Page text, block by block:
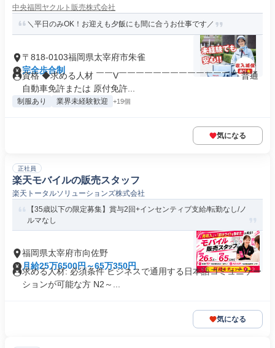
中央福岡ヤクルト販売株式会社
＼平日のみOK！お迎えも夕飯にも間に合うお仕事です／
〒818-0103福岡県太宰府市朱雀
完全歩合制
資格 ◆求める人材 ￣￣V￣￣￣￣￣￣￣￣￣￣￣￣￣￣ 普通
自動車免許または 原付免許...
制服あり 業界未経験歓迎 +19個
気になる
正社員
楽天モバイルの販売スタッフ
楽天トータルソリューションズ株式会社
【35歳以下の限定募集】賞与2回+インセンティブ支給/転勤なし/ノ
ルマなし
福岡県太宰府市向佐野
月給25万6500円～65万350円
求める人材: 必須条件 ビジネスで通用する日本語コミュニケー
ションが可能な方 N2～...
気になる